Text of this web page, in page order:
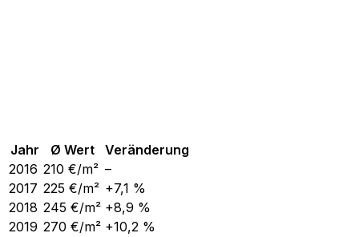
Jahr Ø Wert
Veränderung
2016 210 €/m² –
2017 225 €/m² +7,1 %
2018 245 €/m² +8,9 %
2019 270 €/m² +10,2 %